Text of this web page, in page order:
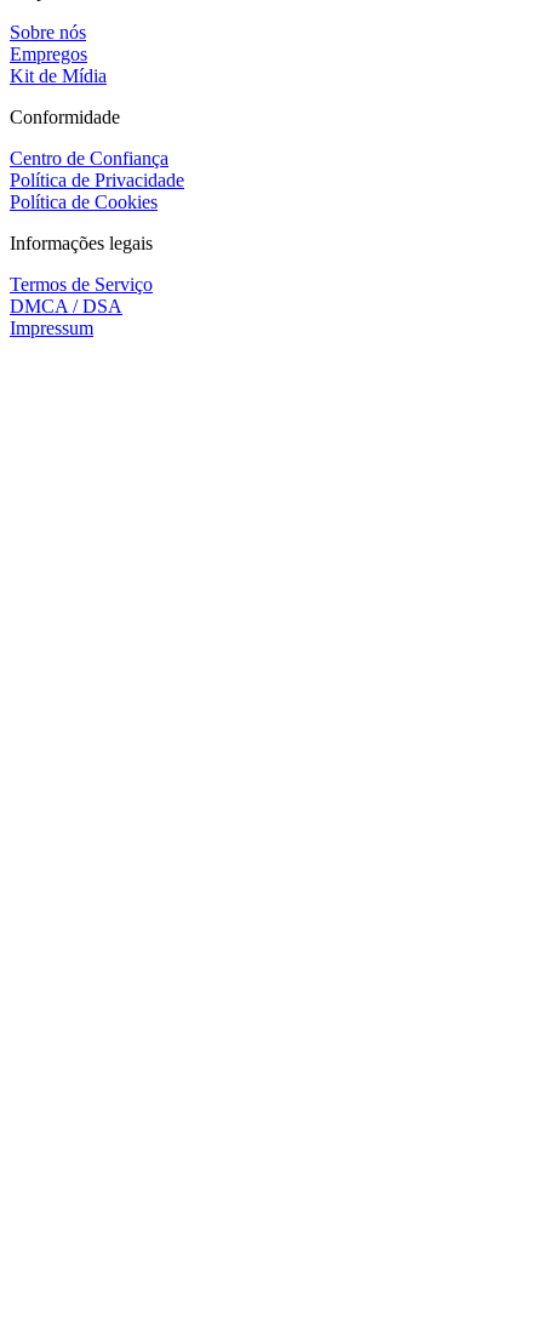
Sobre nós
Empregos
Kit de Mídia
Conformidade
Centro de Confiança
Política de Privacidade
Política de Cookies
Informações legais
Termos de Serviço
DMCA / DSA
Impressum